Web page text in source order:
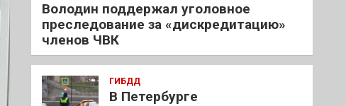
Володин поддержал уголовное
преследование за «дискредитацию»
членов ЧВК
ГИБДД
В Петербурге